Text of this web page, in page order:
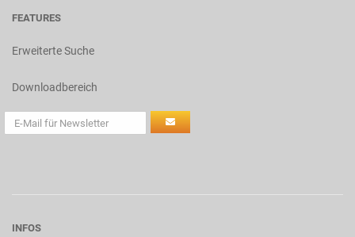
FEATURES
Erweiterte Suche
Downloadbereich
INFOS